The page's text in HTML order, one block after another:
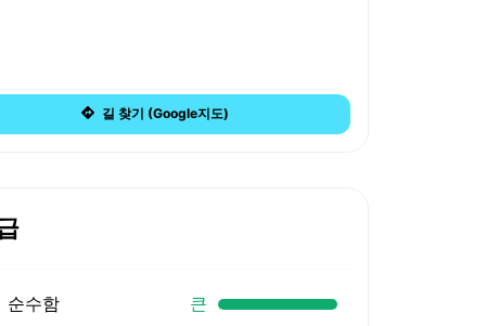
길 찾기 (Google지도)
순수함 큰